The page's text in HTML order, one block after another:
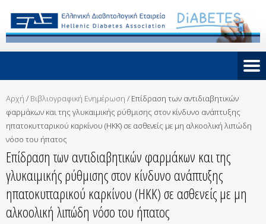
Αρχή / Βιβλιογραφική Ενημέρωση / Επίδραση των αντιδιαβητικών
φαρμάκων και της γλυκαιμικής ρύθμισης στον κίνδυνο ανάπτυξης
ηπατοκυτταρικού καρκίνου (ΗΚΚ) σε ασθενείς με μη αλκοολική λιπώδη
νόσο του ήπατος
Επίδραση των αντιδιαβητικών φαρμάκων και της
γλυκαιμικής ρύθμισης στον κίνδυνο ανάπτυξης
ηπατοκυτταρικού καρκίνου (ΗΚΚ) σε ασθενείς με μη
αλκοολική λιπώδη νόσο του ήπατος